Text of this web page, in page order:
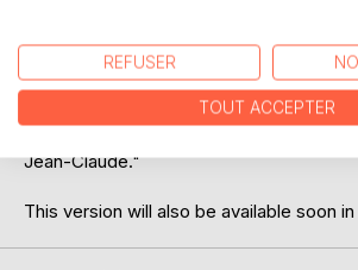
" It doesn't matter what these are called
dance floor. Codification makes it
have a common vocabulary. It is clear
Jean-Claude."
This version will also be available soon
REFUSER
TOUT ACCEPTER